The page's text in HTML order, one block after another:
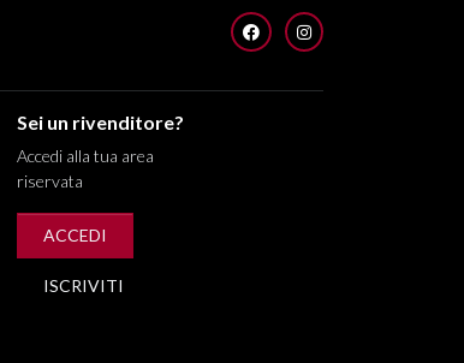
FACEBOOKINSTAGRAM
Sei un rivenditore?
Accedi alla tua area
riservata
ACCEDI
ISCRIVITI